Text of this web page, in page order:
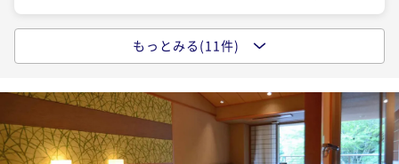
【ギフト旅行】オールインクルーシブ型ギフトプラン
～夕食はライブ感溢れる当館名物「雲海鍋」をご賞味
事前決済可
IN 15:00 - 19:00 OUT11:00
ポイント即利用で最大7％OFF
【スタンダード会席】名物雲海鍋付！思い出は料理か
ら～鉄人大田忠道監修！五感で食す、唯一無二の客前
現地決済可 事前決済可
IN 15:00 - 19:00 OUT11:00
ポイント即利用で最大7％OFF
もっとみる(11件)